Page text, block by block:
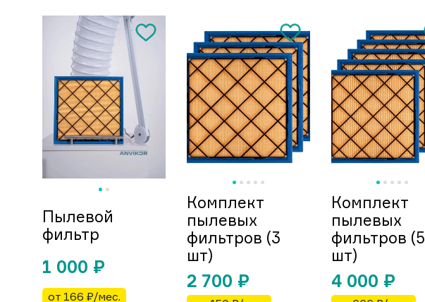
Пылевой
фильтр
1 000 ₽
от 166 ₽/мес.
Комплект
пылевых
фильтров (3
шт)
2 700 ₽
Комплект
пылевых
фильтров (5
шт)
4 000 ₽